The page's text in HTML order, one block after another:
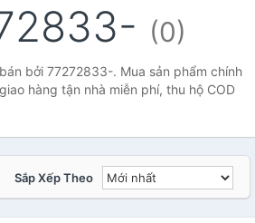
(0)
bởi 77272833-. Mua sản phẩm chính
hàng tận nhà miễn phí, thu hộ COD
Sắp Xếp Theo